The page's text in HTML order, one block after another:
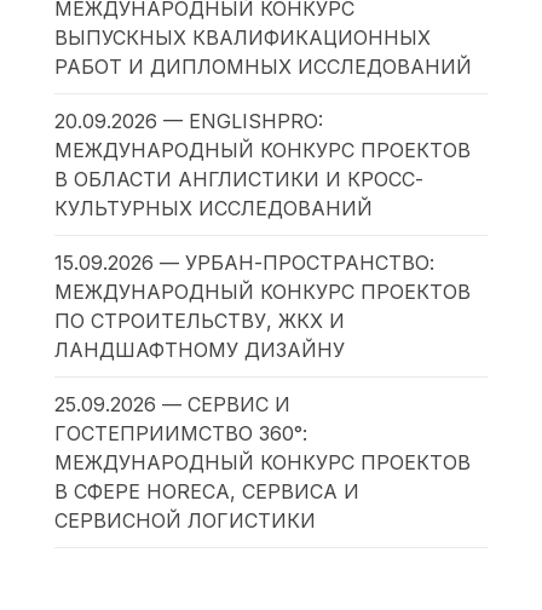
МЕЖДУНАРОДНЫЙ КОНКУРС
ВЫПУСКНЫХ КВАЛИФИКАЦИОННЫХ
РАБОТ И ДИПЛОМНЫХ ИССЛЕДОВАНИЙ
20.09.2026 — ENGLISHPRO:
МЕЖДУНАРОДНЫЙ КОНКУРС ПРОЕКТОВ
В ОБЛАСТИ АНГЛИСТИКИ И КРОСС-
КУЛЬТУРНЫХ ИССЛЕДОВАНИЙ
15.09.2026 — УРБАН-ПРОСТРАНСТВО:
МЕЖДУНАРОДНЫЙ КОНКУРС ПРОЕКТОВ
ПО СТРОИТЕЛЬСТВУ, ЖКХ И
ЛАНДШАФТНОМУ ДИЗАЙНУ
25.09.2026 — СЕРВИС И
ГОСТЕПРИИМСТВО 360°:
МЕЖДУНАРОДНЫЙ КОНКУРС ПРОЕКТОВ
В СФЕРЕ HORECA, СЕРВИСА И
СЕРВИСНОЙ ЛОГИСТИКИ